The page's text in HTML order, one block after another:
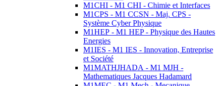
M1CHI - M1 CHI - Chimie et Interfaces
M1CPS - M1 CCSN - Maj. CPS -
Système Cyber Physique
M1HEP - M1 HEP - Physique des Hautes
Energies
M1IES - M1 IES - Innovation, Entreprise
et Société
M1MATHJHADA - M1 MJH -
Mathematiques Jacques Hadamard